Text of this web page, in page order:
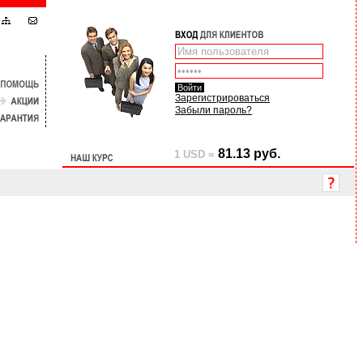
Зарегистрироваться
Забыли пароль?
1 USD = 81.13 руб.